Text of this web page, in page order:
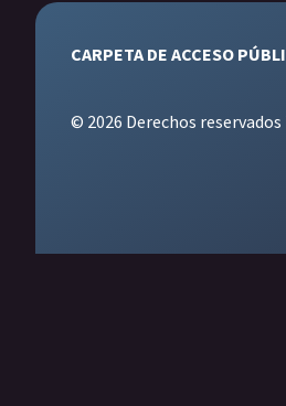
CARPETA DE ACCESO
© 2026 Derechos reservados